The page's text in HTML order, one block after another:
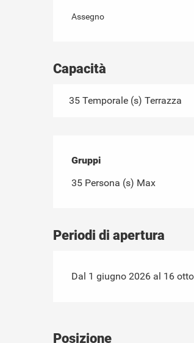
Assegno
Capacità
35 Temporale (s) Terrazza
Gruppi
Gruppi
35 Persona (s) Max
Periodi di apertura
Dal 1 giugno 2026 al 16
Posizione